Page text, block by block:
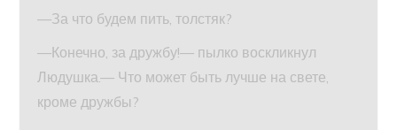
—За что будем пить, толстяк?
—Конечно, за дружбу!— пылко воскликнул
Людушка.— Что может быть лучше на свете,
кроме дружбы?